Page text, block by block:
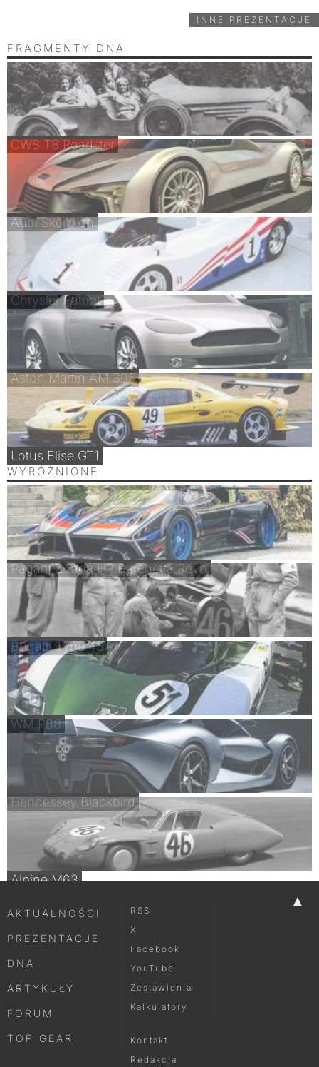
INNE PREZENTACJE
FRAGMENTY DNA
CWS T8 Roadster
Audi Skorpion
Chrysler Patriot
Aston Martin AM 305
Lotus Elise GT1
WYRÓŻNIONE
Pagani Zonda HP Barchetta Revo
Bugatti Type 45
WM P88
Hennessey Blackbird
Alpine M63
▲
AKTUALNOŚCI
PREZENTACJE
DNA
ARTYKUŁY
FORUM
TOP GEAR
RSS
X
Facebook
YouTube
Zestawienia
Kalkulatory
Kontakt
Redakcja